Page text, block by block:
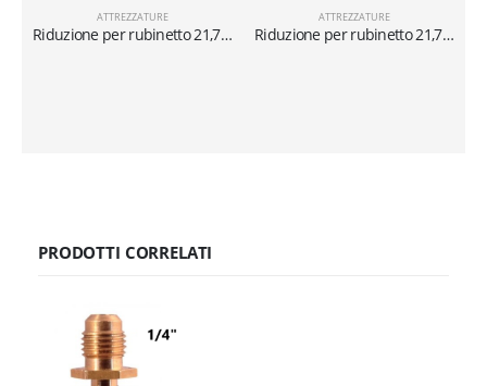
ATTREZZATURE
Riduzione per rubinetto 21,7″-1/14 x 1/4″SX
ATTREZZATURE
Riduzione per rubinetto 21,7″-1/14 x 5/16″SX
PRODOTTI CORRELATI